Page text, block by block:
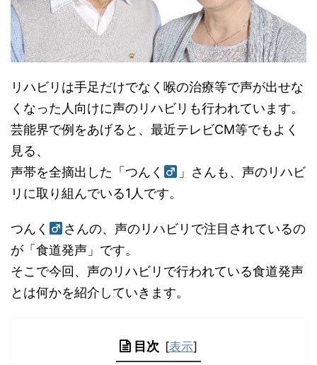
リハビリは手足だけでなく喉の治療等で声が出せな
くなった人向けに声のリハビリも行われています。
芸能界で例をあげると、最近テレビCM等でもよく
見る、
声帯を全摘出した「つんく
」さんも、声のリハビ
リに取り組んでいる1人です。
つんく
さんの、声のリハビリで注目されているの
が「食道発声」です。
そこで今回、声のリハビリで行われている食道発声
とは何かを紹介していきます。
目次 [表示]